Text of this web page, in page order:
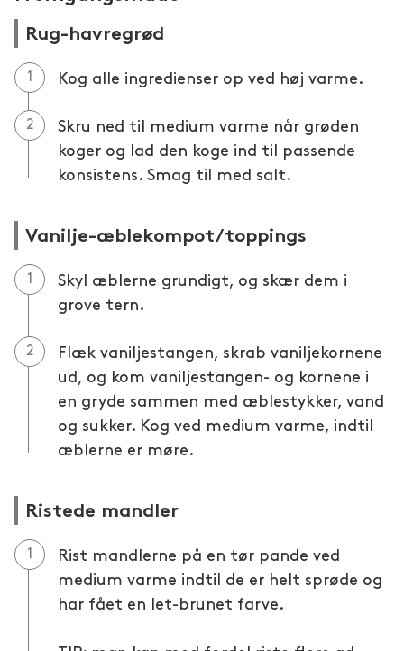
Rug-havregrød
Kog alle ingredienser op ved høj varme.
Skru ned til medium varme når grøden
koger og lad den koge ind til passende
konsistens. Smag til med salt.
Vanilje-æblekompot/toppings
Skyl æblerne grundigt, og skær dem i
grove tern.
Flæk vaniljestangen, skrab vaniljekornene
ud, og kom vaniljestangen- og kornene i
en gryde sammen med æblestykker, vand
og sukker. Kog ved medium varme, indtil
æblerne er møre.
Ristede mandler
Rist mandlerne på en tør pande ved
medium varme indtil de er helt sprøde og
har fået en let-brunet farve.